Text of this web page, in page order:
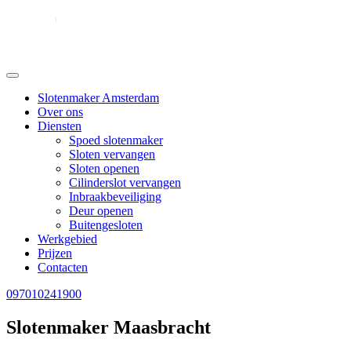
Slotenmaker Amsterdam
Over ons
Diensten
Spoed slotenmaker
Sloten vervangen
Sloten openen
Cilinderslot vervangen
Inbraakbeveiliging
Deur openen
Buitengesloten
Werkgebied
Prijzen
Contacten
097010241900
Slotenmaker Maasbracht